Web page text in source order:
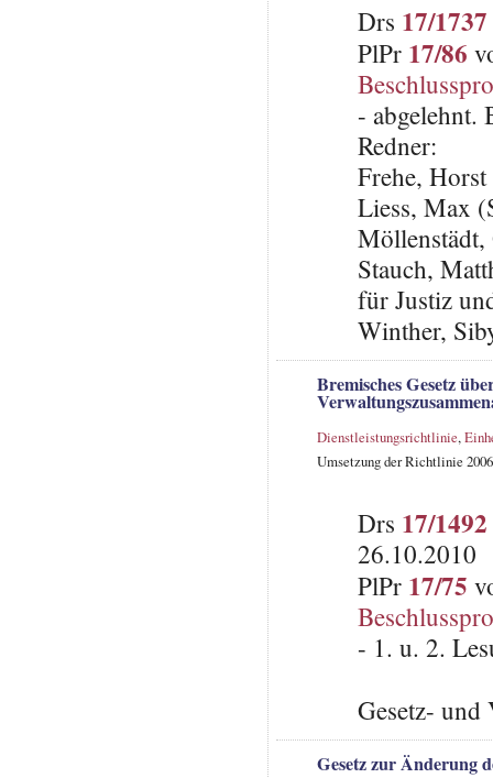
Drs 17/1737
PlPr 17/86
- abgelehnt.
Redner:
Frehe,
Liess, Max
Stauch,
für Justiz
Winther,
Bremisches Gesetz
Dienstleistungsrichtlinie,
Umsetzung der Richtlinie
Drs 17/1492
26.10.2010
PlPr 17/75
- 1. u. 2.
Gesetz-
Gesetz zur Änderung